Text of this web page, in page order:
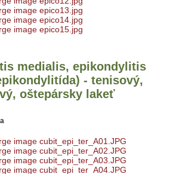
medialis, epikondylitis
- tenisový,
oštepársky lakeť